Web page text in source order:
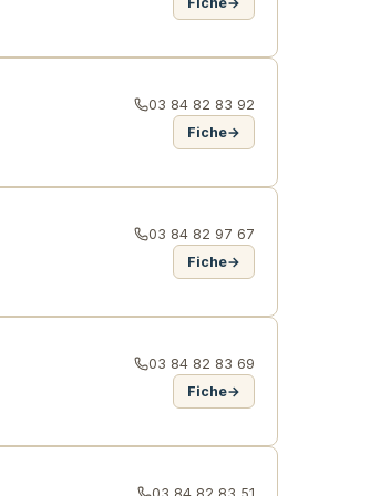
03 84 82 83 92
Fiche→
03 84 82 97 67
Fiche→
03 84 82 83 69
Fiche→